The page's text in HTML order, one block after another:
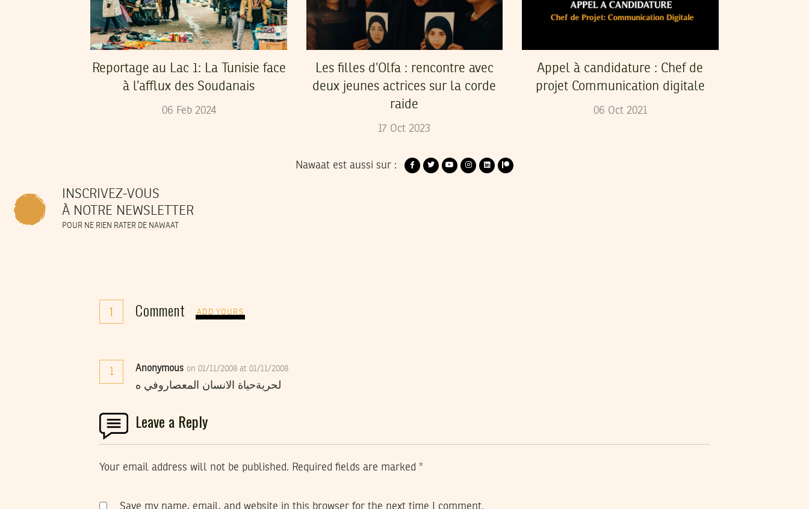
Reportage au Lac 1: La Tunisie face
à l’afflux des Soudanais
06 Feb 2024
Les filles d’Olfa : rencontre avec
deux jeunes actrices sur la corde
raide
17 Oct 2023
Appel à candidature : Chef de
projet Communication digitale
06 Oct 2021
Nawaat est aussi sur :
INSCRIVEZ-VOUS
À NOTRE NEWSLETTER
POUR NE RIEN RATER DE NAWAAT
1 Comment ADD YOURS
1 Anonymous on 01/11/2008 at 01/11/2008
لحريةحياة الانسان المعصاروفي ه
Leave a Reply
Your email address will not be published. Required fields are marked *